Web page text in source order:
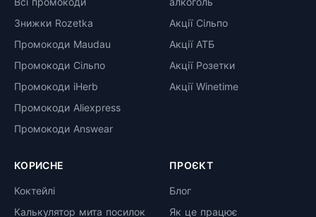
Знижки Rozetka
Промокоди Maudau
Промокоди Сільпо
Промокоди iHerb
Промокоди Aliexpress
Промокоди Answear
Акції Сільпо
Акції АТБ
Акції Розетки
Акції Winetime
КОРИСНЕ
Коктейлі
Калькулятор мита посилок
ПРОЄКТ
Блог
Як це працює